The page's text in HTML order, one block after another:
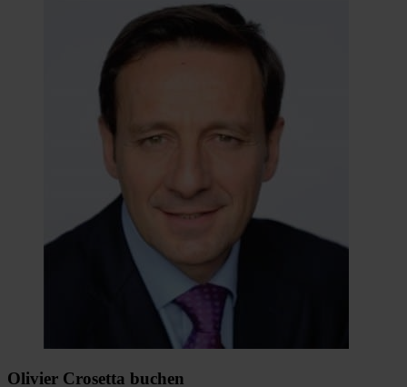
Olivier Crosetta buchen